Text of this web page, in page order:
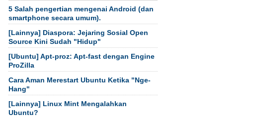
5 Salah pengertian mengenai Android (dan
smartphone secara umum).
[Lainnya] Diaspora: Jejaring Sosial Open
Source Kini Sudah "Hidup"
[Ubuntu] Apt-proz: Apt-fast dengan Engine
ProZilla
Cara Aman Merestart Ubuntu Ketika "Nge-
Hang"
[Lainnya] Linux Mint Mengalahkan
Ubuntu?